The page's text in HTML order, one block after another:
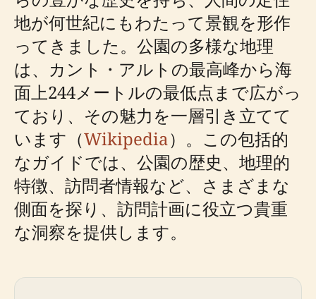
地が何世紀にもわたって景観を形作
ってきました。公園の多様な地理
は、カント・アルトの最高峰から海
面上244メートルの最低点まで広がっ
ており、その魅力を一層引き立てて
います（Wikipedia）。この包括的
なガイドでは、公園の歴史、地理的
特徴、訪問者情報など、さまざまな
側面を探り、訪問計画に役立つ貴重
な洞察を提供します。